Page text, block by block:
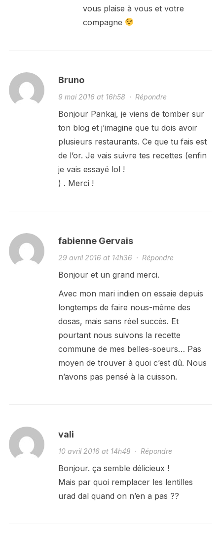
vous plaise à vous et votre
compagne
Bruno
9 mai 2016 at 16h58 · Répondre
Bonjour Pankaj, je viens de tomber sur
ton blog et j’imagine que tu dois avoir
plusieurs restaurants. Ce que tu fais est
de l’or. Je vais suivre tes recettes (enfin
je vais essayé lol !
) . Merci !
fabienne Gervais
29 avril 2016 at 14h36· Répondre
Bonjour et un grand merci.
Avec mon mari indien on essaie depuis
longtemps de faire nous-même des
dosas, mais sans réel succès. Et
pourtant nous suivons la recette
commune de mes belles-soeurs… Pas
moyen de trouver à quoi c’est dû. Nous
n’avons pas pensé à la cuisson.
vali
10 avril 2016 at 14h48 · Répondre
Bonjour. ça semble délicieux !
Mais par quoi remplacer les lentilles
urad dal quand on n’en a pas ??